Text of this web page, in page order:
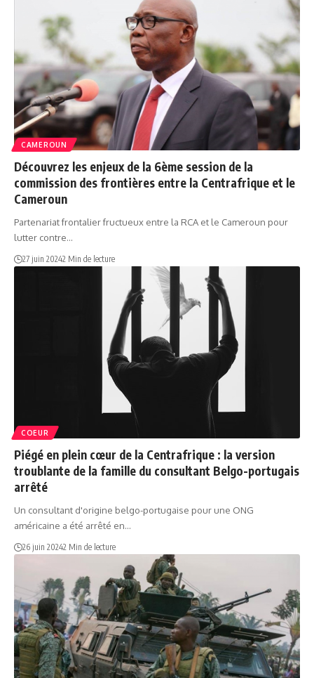
CAMEROUN
Découvrez les enjeux de la 6ème session de la
commission des frontières entre la Centrafrique et le
Cameroun
Partenariat frontalier fructueux entre la RCA et le Cameroun pour
lutter contre…
27 juin 20242 Min de lecture
COEUR
Piégé en plein cœur de la Centrafrique : la version
troublante de la famille du consultant Belgo-portugais
arrêté
Un consultant d'origine belgo-portugaise pour une ONG
américaine a été arrêté en…
26 juin 20242 Min de lecture